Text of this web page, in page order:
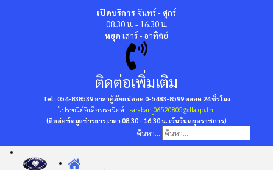
เปิดบริการ จันทร์ - ศุกร์
08.30 น. - 16.30 น.
หยุด เสาร์ - อาทิตย์
ติดต่อเพิ่มเติม
Tel : 054-838539 อาสากู้ภัยแม่ถอด 0-5483-8599ตลอด 24 ชั่วโมง
ไปรษณีย์อิเล็กทรอนิกส์ : saraban_06520805@dla.go.th
(ติดต่อข้อมูลข่าวสาร เวลา 08.30 - 16.30 น. เว้นวันหยุดราชการ)
ค้นหา...